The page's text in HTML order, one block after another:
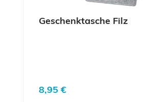
Geschenktasche Filz
Regulärer Preis:
8,95 €